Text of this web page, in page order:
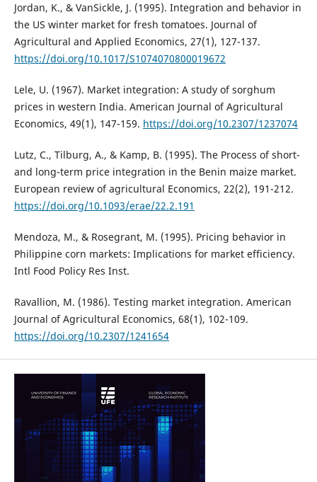
Jordan, K., & VanSickle, J. (1995). Integration and behavior in
the US winter market for fresh tomatoes. Journal of
Agricultural and Applied Economics, 27(1), 127-137.
https://doi.org/10.1017/S1074070800019672
Lele, U. (1967). Market integration: A study of sorghum
prices in western India. American Journal of Agricultural
Economics, 49(1), 147-159. https://doi.org/10.2307/1237074
Lutz, C., Tilburg, A., & Kamp, B. (1995). The Process of short-
and long-term price integration in the Benin maize market.
European review of agricultural Economics, 22(2), 191-212.
https://doi.org/10.1093/erae/22.2.191
Mendoza, M., & Rosegrant, M. (1995). Pricing behavior in
Philippine corn markets: Implications for market efficiency.
Intl Food Policy Res Inst.
Ravallion, M. (1986). Testing market integration. American
Journal of Agricultural Economics, 68(1), 102-109.
https://doi.org/10.2307/1241654